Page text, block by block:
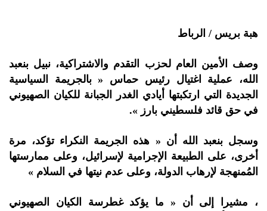
هبة بريس / الرباط
وصف الأمين العام لحزب التقدم والاشتراكية، نبيل بنعبد
الله، عملية اغتيال رئيس حماس « بالجريمة السياسية
الجديدة التي ارتكبتها أيادي الغدر الجبانة للكيان الصهيوني
في حق قائد فلسطيني بارز ».
وسجل بنعبد الله أن « هذه الجريمة النكراء تؤكد، مرة
أخرى، على الطبيعة الإجرامية لإسرائيل، وعلى ممارستها
المُمنهجة لإرهاب الدولة، وعلى عدم نيتها في السلام »
، مشيرا إلى أن « ما يؤكد غطرسة الكيان الصهيوني